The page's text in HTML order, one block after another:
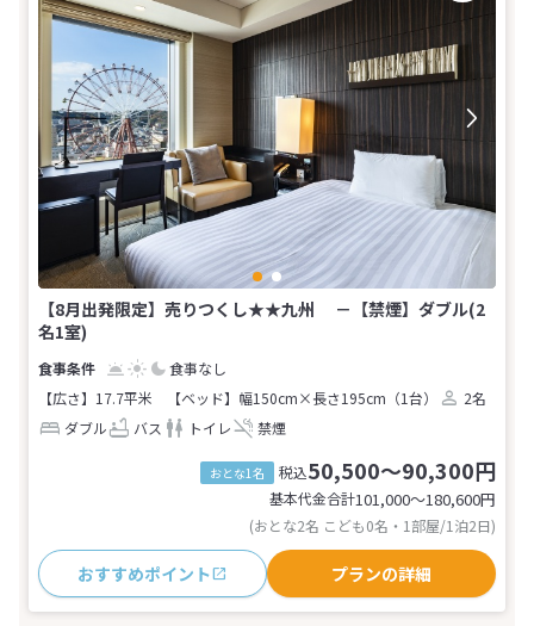
【8月出発限定】売りつくし★★九州 －【禁煙】ダブル(2
名1室)
食事なし
【広さ】17.7平米
【ベッド】幅150cm×長さ195cm（1台）
2名
ダブル
バス トイレ 禁煙
おとな1名 税込50,500～90,300円
基本代金合計101,000〜180,600円
(おとな2名 こども0名・1部屋/1泊2日)
おすすめポイント プランの詳細